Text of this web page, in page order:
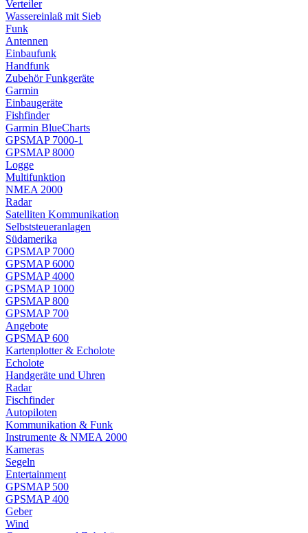
Verteiler
Wassereinlaß mit Sieb
Funk
Antennen
Einbaufunk
Handfunk
Zubehör Funkgeräte
Garmin
Einbaugeräte
Fishfinder
Garmin BlueCharts
GPSMAP 7000-1
GPSMAP 8000
Logge
Multifunktion
NMEA 2000
Radar
Satelliten Kommunikation
Selbststeueranlagen
Südamerika
GPSMAP 7000
GPSMAP 6000
GPSMAP 4000
GPSMAP 1000
GPSMAP 800
GPSMAP 700
Angebote
GPSMAP 600
Kartenplotter & Echolote
Echolote
Handgeräte und Uhren
Radar
Fischfinder
Autopiloten
Kommunikation & Funk
Instrumente & NMEA 2000
Kameras
Segeln
Entertainment
GPSMAP 500
GPSMAP 400
Geber
Wind